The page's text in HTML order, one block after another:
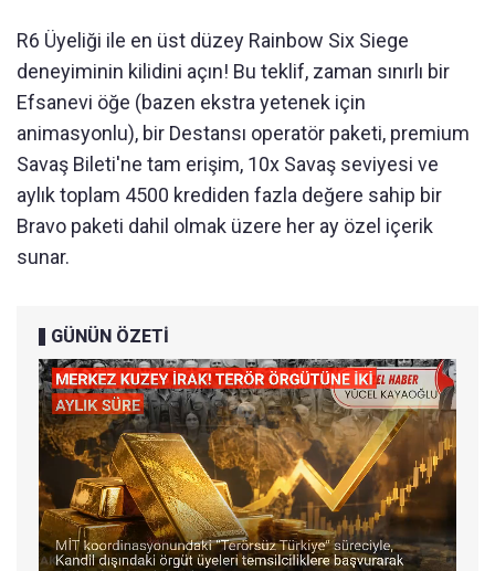
R6 Üyeliği ile en üst düzey Rainbow Six Siege
deneyiminin kilidini açın! Bu teklif, zaman sınırlı bir
Efsanevi öğe (bazen ekstra yetenek için
animasyonlu), bir Destansı operatör paketi, premium
Savaş Bileti'ne tam erişim, 10x Savaş seviyesi ve
aylık toplam 4500 krediden fazla değere sahip bir
Bravo paketi dahil olmak üzere her ay özel içerik
sunar.
GÜNÜN ÖZETİ